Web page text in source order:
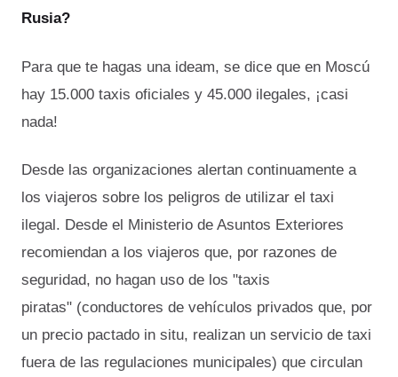
Rusia?
Para que te hagas una ideam, se dice que en Moscú
hay 15.000 taxis oficiales y 45.000 ilegales, ¡casi
nada!
Desde las organizaciones alertan continuamente a
los viajeros sobre los peligros de utilizar el taxi
ilegal. Desde el Ministerio de Asuntos Exteriores
recomiendan a los viajeros que, por razones de
seguridad, no hagan uso de los "taxis
piratas" (conductores de vehículos privados que, por
un precio pactado in situ, realizan un servicio de taxi
fuera de las regulaciones municipales) que circulan